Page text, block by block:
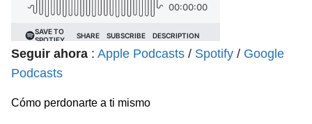
Seguir ahora : Apple Podcasts / Spotify / Google
Podcasts
Cómo perdonarte a ti mismo